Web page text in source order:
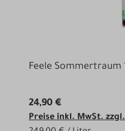
Feele Sommertraum
24,90 €
Preise inkl. MwSt.